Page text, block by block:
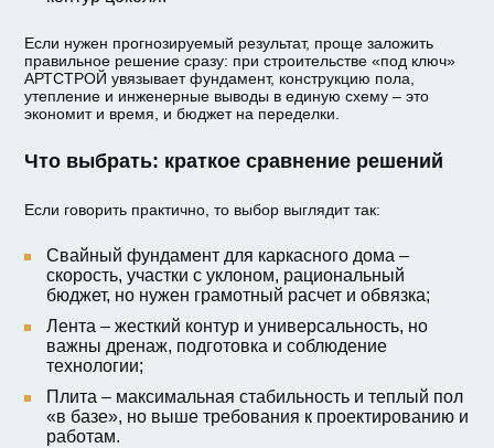
Если нужен прогнозируемый результат, проще заложить
правильное решение сразу: при строительстве «под ключ»
АРТСТРОЙ увязывает фундамент, конструкцию пола,
утепление и инженерные выводы в единую схему – это
экономит и время, и бюджет на переделки.
Что выбрать: краткое сравнение решений
Если говорить практично, то выбор выглядит так:
Свайный фундамент для каркасного дома –
скорость, участки с уклоном, рациональный
бюджет, но нужен грамотный расчет и обвязка;
Лента – жесткий контур и универсальность, но
важны дренаж, подготовка и соблюдение
технологии;
Плита – максимальная стабильность и теплый пол
«в базе», но выше требования к проектированию и
работам.